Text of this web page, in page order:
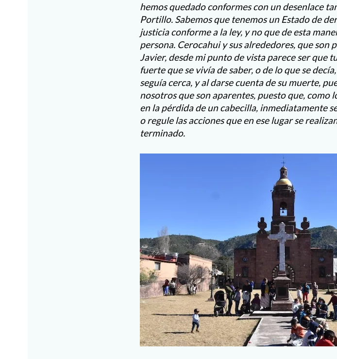
hemos quedado conformes con un desenlace
Portillo. Sabemos que tenemos un Estado de
justicia conforme a la ley, y no que de esta
persona. Cerocahui y sus alrededores, que son
Javier, desde mi punto de vista parece ser que
fuerte que se vivía de saber, o de lo que se
seguía cerca, y al darse cuenta de su muerte,
nosotros que son aparentes, puesto que, como
en la pérdida de un cabecilla, inmediatamente
o regule las acciones que en ese lugar se
terminado.